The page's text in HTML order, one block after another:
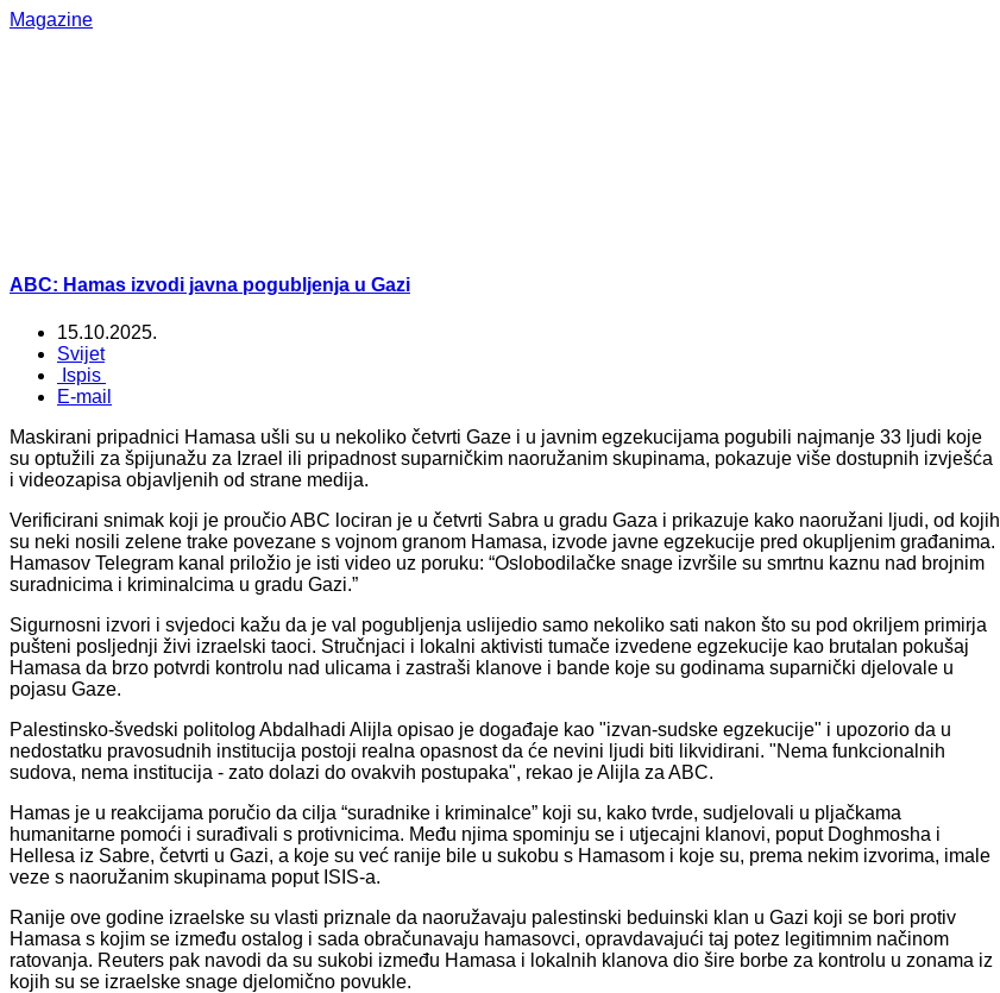
Magazine
ABC: Hamas izvodi javna pogubljenja u Gazi
15.10.2025.
Svijet
Ispis
E-mail
Maskirani pripadnici Hamasa ušli su u nekoliko četvrti Gaze i u javnim egzekucijama pogubili najmanje 33 ljudi koje
su optužili za špijunažu za Izrael ili pripadnost suparničkim naoružanim skupinama, pokazuje više dostupnih izvješća
i videozapisa objavljenih od strane medija.
Verificirani snimak koji je proučio ABC lociran je u četvrti Sabra u gradu Gaza i prikazuje kako naoružani ljudi, od kojih
su neki nosili zelene trake povezane s vojnom granom Hamasa, izvode javne egzekucije pred okupljenim građanima.
Hamasov Telegram kanal priložio je isti video uz poruku: “Oslobodilačke snage izvršile su smrtnu kaznu nad brojnim
suradnicima i kriminalcima u gradu Gazi.”
Sigurnosni izvori i svjedoci kažu da je val pogubljenja uslijedio samo nekoliko sati nakon što su pod okriljem primirja
pušteni posljednji živi izraelski taoci. Stručnjaci i lokalni aktivisti tumače izvedene egzekucije kao brutalan pokušaj
Hamasa da brzo potvrdi kontrolu nad ulicama i zastraši klanove i bande koje su godinama suparnički djelovale u
pojasu Gaze.
Palestinsko-švedski politolog Abdalhadi Alijla opisao je događaje kao "izvan-sudske egzekucije" i upozorio da u
nedostatku pravosudnih institucija postoji realna opasnost da će nevini ljudi biti likvidirani. "Nema funkcionalnih
sudova, nema institucija - zato dolazi do ovakvih postupaka", rekao je Alijla za ABC.
Hamas je u reakcijama poručio da cilja “suradnike i kriminalce” koji su, kako tvrde, sudjelovali u pljačkama
humanitarne pomoći i surađivali s protivnicima. Među njima spominju se i utjecajni klanovi, poput Doghmosha i
Hellesa iz Sabre, četvrti u Gazi, a koje su već ranije bile u sukobu s Hamasom i koje su, prema nekim izvorima, imale
veze s naoružanim skupinama poput ISIS-a.
Ranije ove godine izraelske su vlasti priznale da naoružavaju palestinski beduinski klan u Gazi koji se bori protiv
Hamasa s kojim se između ostalog i sada obračunavaju hamasovci, opravdavajući taj potez legitimnim načinom
ratovanja. Reuters pak navodi da su sukobi između Hamasa i lokalnih klanova dio šire borbe za kontrolu u zonama iz
kojih su se izraelske snage djelomično povukle.